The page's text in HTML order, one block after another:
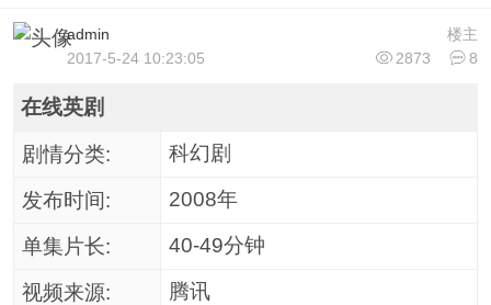
楼主
admin
2873
8
2017-5-24 10:23:05
在线英剧
剧情分类: 科幻剧
发布时间: 2008年
单集片长: 40-49分钟
视频来源: 腾讯